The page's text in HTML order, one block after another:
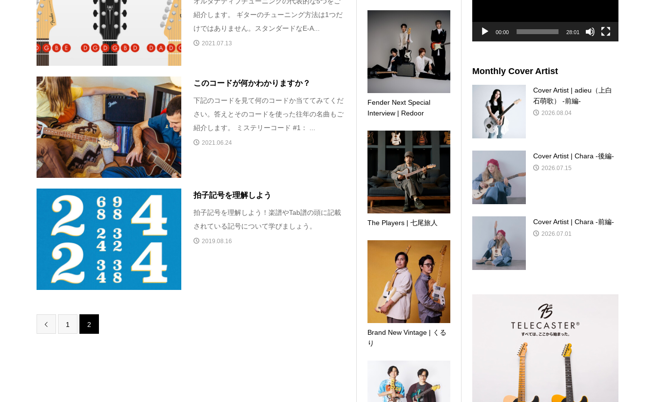
紹介します。 ギターのチューニング方法は1つだ
けではありません。スタンダードなE-A...
2021.07.13
このコードが何かわかりますか？
下記のコードを見て何のコードか当ててみてくだ
さい。答えとそのコードを使った往年の名曲もご
紹介します。 ミステリーコード #1： ...
2021.06.24
拍子記号を理解しよう
拍子記号を理解しよう！楽譜やTab譜の頭に記載
されている記号について学びましょう。
2019.08.16
 1 2
Fender Next Special
Interview | Redoor
The Players | 七尾旅人
Brand New Vintage | くる
り
00:00 28:01
Monthly Cover Artist
Cover Artist | adieu（上白
石萌歌） -前編-
2026.08.04
Cover Artist | Chara -後編-
2026.07.15
Cover Artist | Chara -前編-
2026.07.01